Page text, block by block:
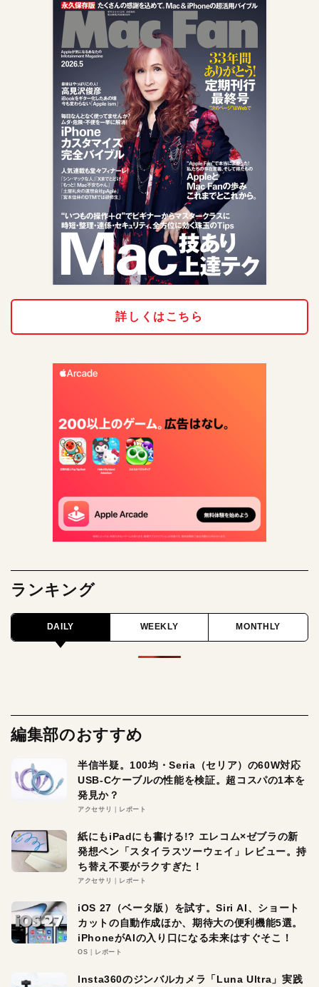
詳しくはこちら
ランキング
DAILY WEEKLY MONTHLY
編集部のおすすめ
半信半疑。100均・Seria（セリア）の60W対応
USB-Cケーブルの性能を検証。超コスパの1本を
発見か？
アクセサリ レポート
紙にもiPadにも書ける!? エレコム×ゼブラの新
発想ペン「スタイラスツーウェイ」レビュー。持
ち替え不要がラクすぎた！
アクセサリ レポート
iOS 27（ベータ版）を試す。Siri AI、ショート
カットの自動作成ほか、期待大の便利機能5選。
iPhoneがAIの入り口になる未来はすぐそこ！
OS レポート
Insta360のジンバルカメラ「Luna Ultra」実践